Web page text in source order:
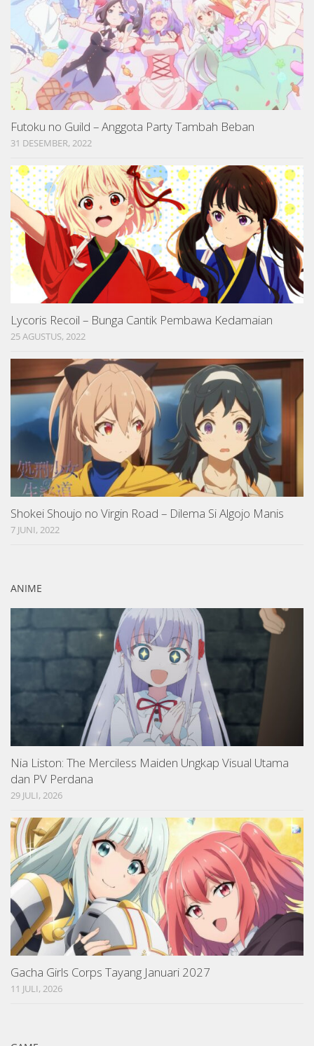
Futoku no Guild – Anggota Party Tambah Beban
31 DESEMBER, 2022
Lycoris Recoil – Bunga Cantik Pembawa Kedamaian
25 AGUSTUS, 2022
Shokei Shoujo no Virgin Road – Dilema Si Algojo Manis
7 JUNI, 2022
ANIME
Nia Liston: The Merciless Maiden Ungkap Visual Utama
dan PV Perdana
29 JULI, 2026
Gacha Girls Corps Tayang Januari 2027
11 JULI, 2026